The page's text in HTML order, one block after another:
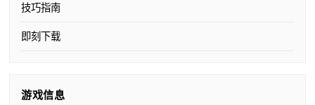
技巧指南
即刻下载
游戏信息